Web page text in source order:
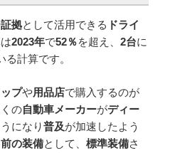
証拠として活用できる ドライ
2023年で52％を超え、 2台に
計算です。
プや用品店で購入するのが
の自動車メーカーがディー
になり普及が加速したよう
の装備として、 標準装備さ